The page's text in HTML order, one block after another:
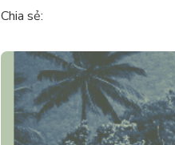
Chia sẻ: